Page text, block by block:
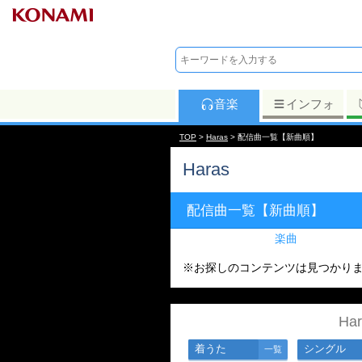
音楽 インフォ
TOP > Haras > 配信曲一覧【新曲順】
Haras
配信曲一覧【新曲順】
楽曲
※お探しのコンテンツは見つかりま
着うた 一覧 シングル